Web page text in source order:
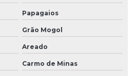
Papagaios
Grão Mogol
Areado
Carmo de Minas